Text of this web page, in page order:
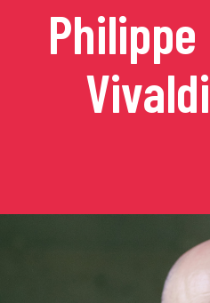
Rencontres
de midi